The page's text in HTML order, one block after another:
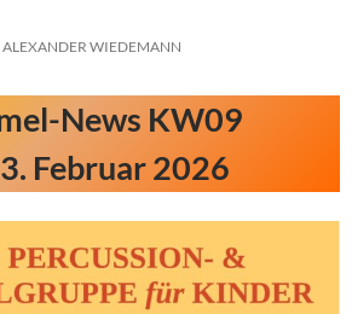
ALEXANDER WIEDEMANN
News KW09
Februar 2026